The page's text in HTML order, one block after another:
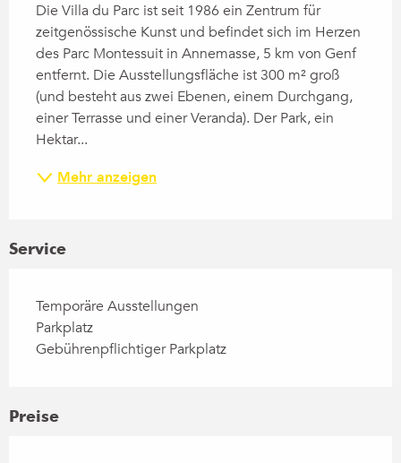
Die Villa du Parc ist seit 1986 ein Zentrum für
zeitgenössische Kunst und befindet sich im Herzen
des Parc Montessuit in Annemasse, 5 km von Genf
entfernt. Die Ausstellungsfläche ist 300 m² groß
(und besteht aus zwei Ebenen, einem Durchgang,
einer Terrasse und einer Veranda). Der Park, ein
Hektar...
Mehr anzeigen
Service
Temporäre Ausstellungen
Parkplatz
Gebührenpflichtiger Parkplatz
Preise